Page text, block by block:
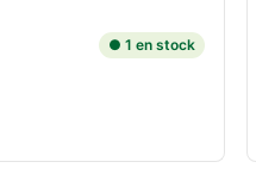
● 1 en stock